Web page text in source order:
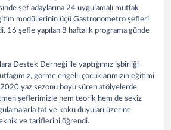
şef adaylarına 24 uygulamalı mutfak
modüllerinin üçü Gastronometro şefleri
16 şefle yapılan 8 haftalık programa günde
Destek Derneği ile yaptığımız işbirliği
görme engelli çocuklarımızın eğitimi
yaz sezonu boyu süren atölyelerde
şeflerimizle hem teorik hem de sekiz
tat ve koku duyuları üzerine
ve tariflerini öğrendi.